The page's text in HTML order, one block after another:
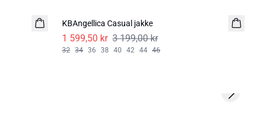
KBAngellica Casual jakke
1 599,50 kr 3 199,00 kr
32 34 36 38 40 42 44 46
Next